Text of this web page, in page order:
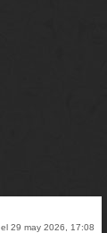
el 29 may 2026, 17:08